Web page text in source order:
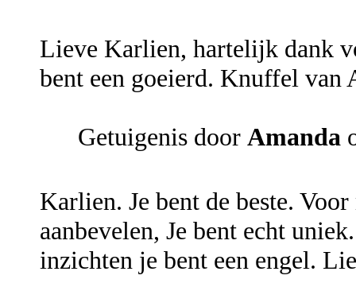
Lieve Karlien, hartelijk dank
bent een goeierd. Knuffel van
Getuigenis door Amanda
Karlien. Je bent de beste.
aanbevelen, Je bent echt
inzichten je bent een engel.